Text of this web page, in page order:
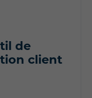
de
client